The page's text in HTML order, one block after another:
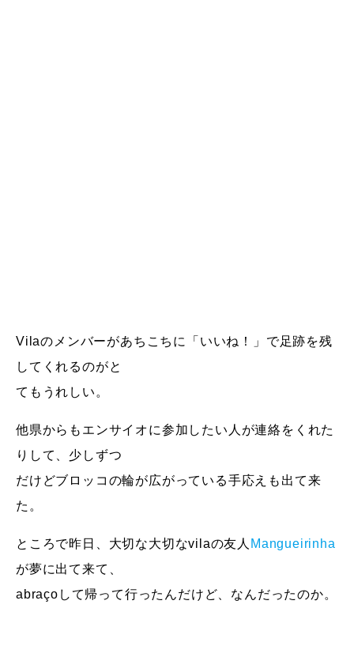
Vilaのメンバーがあちこちに「いいね！」で足跡を残
してくれるのがと
てもうれしい。
他県からもエンサイオに参加したい人が連絡をくれた
りして、少しずつ
だけどブロッコの輪が広がっている手応えも出て来
た。
ところで昨日、大切な大切なvilaの友人 Mangueirinha
が夢に出て来て、
abraçoして帰って行ったんだけど、なんだったのか。